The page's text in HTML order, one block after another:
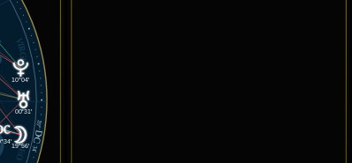
20°
DC
34'
LEO
VIRGO
19°56'
00°31'
10°04'